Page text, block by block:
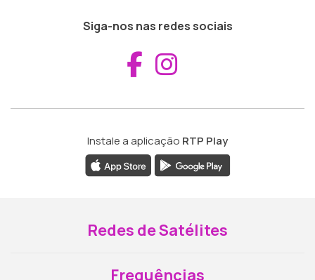
Siga-nos nas redes sociais
Aceder ao
Instale a aplicação RTP Play
Redes de Satélites
Frequências